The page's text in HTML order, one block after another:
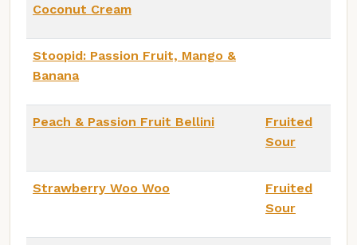
Coconut Cream
Stoopid: Passion Fruit, Mango &
Banana
Peach & Passion Fruit Bellini
Fruited
Sour
Strawberry Woo Woo
Fruited
Sour